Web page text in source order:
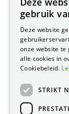
gebruik
Deze website
onze website te
alle cookies in
Cookiebeleid.
STRIKT